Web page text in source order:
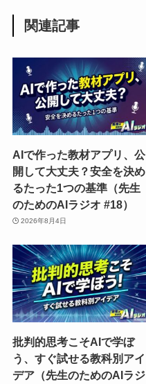
関連記事
AIで作った教材アプリ、公
開して大丈夫？安全を決め
るたった1つの基準（先生
のためのAIラジオ #18）
2026年8月4日
批判的思考こそAIで学ぼ
う、すぐ試せる教科別アイ
デア（先生のためのAIラジ